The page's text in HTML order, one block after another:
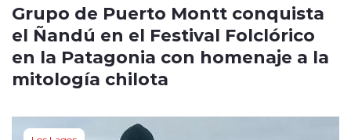
Grupo de Puerto Montt conquista
el Ñandú en el Festival Folclórico
en la Patagonia con homenaje a la
mitología chilota